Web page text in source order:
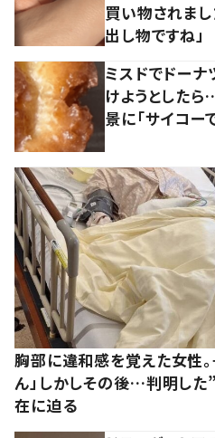
買い物されまし
出し物ですね」
ミスドでドー
けようとした
景に「サイコー
胸部に違和感を覚えた女性
ん」しかしその後…判明した
在に迫る